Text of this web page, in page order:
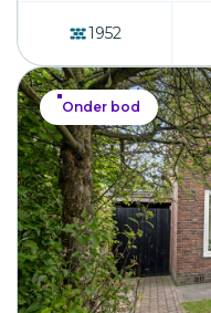
1952
Onder bod